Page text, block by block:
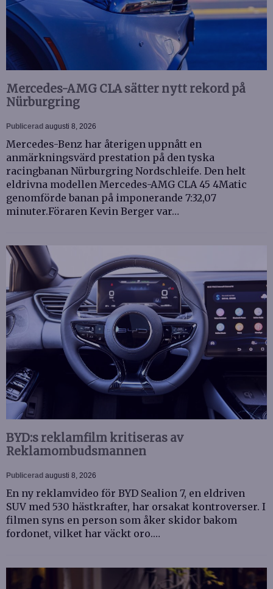
Mercedes-AMG CLA sätter nytt rekord på
Nürburgring
Publicerad augusti 8, 2026
Mercedes-Benz har återigen uppnått en
anmärkningsvärd prestation på den tyska
racingbanan Nürburgring Nordschleife. Den helt
eldrivna modellen Mercedes-AMG CLA 45 4Matic
genomförde banan på imponerande 7:32,07
minuter.Föraren Kevin Berger var…
BYD:s reklamfilm kritiseras av
Reklamombudsmannen
Publicerad augusti 8, 2026
En ny reklamvideo för BYD Sealion 7, en eldriven
SUV med 530 hästkrafter, har orsakat kontroverser. I
filmen syns en person som åker skidor bakom
fordonet, vilket har väckt oro.…